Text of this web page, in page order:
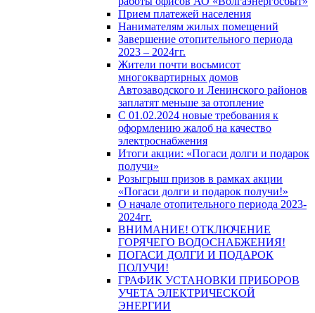
Прием платежей населения
Нанимателям жилых помещений
Завершение отопительного периода
2023 – 2024гг.
Жители почти восьмисот
многоквартирных домов
Автозаводского и Ленинского районов
заплатят меньше за отопление
С 01.02.2024 новые требования к
оформлению жалоб на качество
электроснабжения
Итоги акции: «Погаси долги и подарок
получи»
Розыгрыш призов в рамках акции
«Погаси долги и подарок получи!»
О начале отопительного периода 2023-
2024гг.
ВНИМАНИЕ! ОТКЛЮЧЕНИЕ
ГОРЯЧЕГО ВОДОСНАБЖЕНИЯ!
ПОГАСИ ДОЛГИ И ПОДАРОК
ПОЛУЧИ!
ГРАФИК УСТАНОВКИ ПРИБОРОВ
УЧЕТА ЭЛЕКТРИЧЕСКОЙ
ЭНЕРГИИ